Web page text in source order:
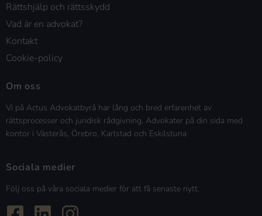
Rättshjälp och rättsskydd
Vad är en advokat?
Kontakt
Cookie-policy
Om oss
Vi på Actus Advokatbyrå har lång och bred erfarenhet av
rättsprocesser och juridisk rådgivning. Advokater på din sida med
kontor i Västerås, Örebro, Karlstad och Eskilstuna
Sociala medier
Följ oss på våra sociala medier för att få senaste nytt.